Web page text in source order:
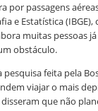
por passagens
e Estatística
muitas pessoas
obstáculo.
pesquisa feita pela
viajar o mais
que não